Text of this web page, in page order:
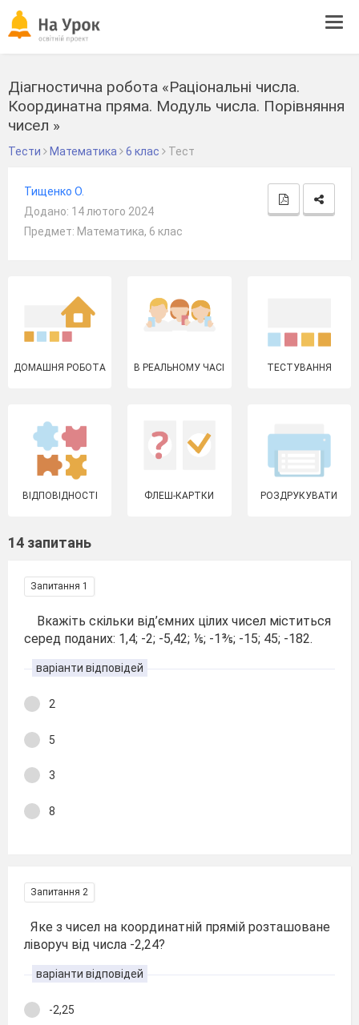
Діагностична робота «Раціональні числа.
Координатна пряма. Модуль числа. Порівняння
чисел »
Тести Математика 6 клас Тест
Тищенко О.
Додано: 14 лютого 2024
Предмет: Математика, 6 клас
ДОМАШНЯ РОБОТА В РЕАЛЬНОМУ ЧАСІ ТЕСТУВАННЯ
ВІДПОВІДНОСТІ ФЛЕШ-КАРТКИ РОЗДРУКУВАТИ
14 запитань
Запитання 1
Вкажіть скільки від’ємних цілих чисел міститься
серед поданих: 1,4; -2; -5,42; ⅕; -1⅗; -15; 45; -182.
варіанти відповідей
2
5
3
8
Запитання 2
Яке з чисел на координатній прямій розташоване
ліворуч від числа -2,24?
варіанти відповідей
-2,25